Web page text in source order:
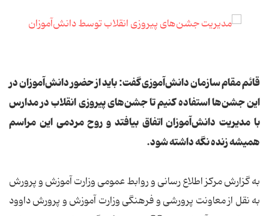
قائم مقام سازمان دانش‌آموزی گفت: باید از حضور دانش‌آموزان در
این جشن‌ها استفاده کنیم تا جشن‌های پیروزی انقلاب در مدارس
با مدیریت دانش‌آموزان اتفاق بیافتد و روح مردمی این مراسم
همیشه زنده نگه داشته شود.
به گزارش مرکز اطلاع‌ رسانی و روابط عمومی وزارت آموزش و پرورش
به نقل از معاونت پرورشی و فرهنگی وزارت آموزش و پرورش داوود